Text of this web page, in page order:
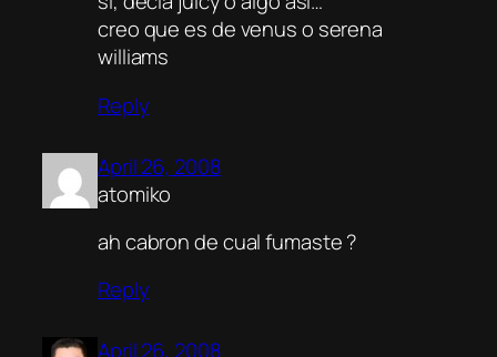
creo que es de venus o serena
williams
Reply
April 26, 2008
atomiko
ah cabron de cual fumaste ?
Reply
April 26, 2008